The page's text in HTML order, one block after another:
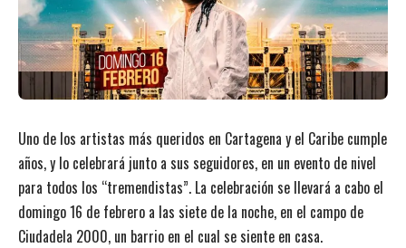
Uno de los artistas más queridos en Cartagena y el Caribe cumple
años, y lo celebrará junto a sus seguidores, en un evento de nivel
para todos los “tremendistas”. La celebración se llevará a cabo el
domingo 16 de febrero a las siete de la noche, en el campo de
Ciudadela 2000, un barrio en el cual se siente en casa.